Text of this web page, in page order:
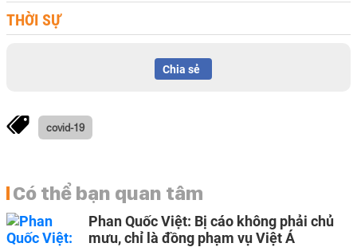
THỜI SỰ
Chia sẻ
covid-19
Có thể bạn quan tâm
Phan Quốc Việt: Bị cáo không phải chủ
mưu, chỉ là đồng phạm vụ Việt Á